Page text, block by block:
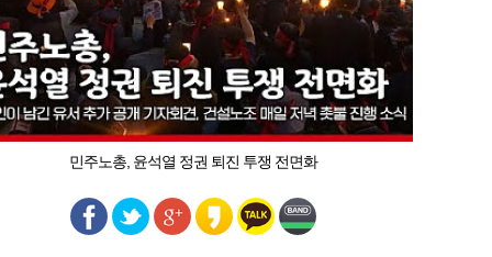
민주노총, 윤석열 정권 퇴진 투쟁 전면화